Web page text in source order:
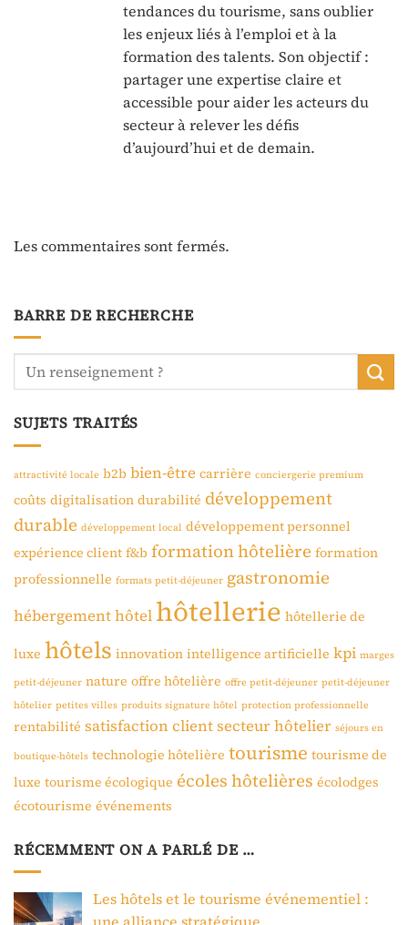
tendances du tourisme, sans oublier
les enjeux liés à l’emploi et à la
formation des talents. Son objectif :
partager une expertise claire et
accessible pour aider les acteurs du
secteur à relever les défis
d’aujourd’hui et de demain.
Les commentaires sont fermés.
BARRE DE RECHERCHE
SUJETS TRAITÉS
attractivité locale b2b bien-être carrière conciergerie premium
coûts digitalisation durabilité développement
durable développement local développement personnel
expérience client f&b formation hôtelière formation
professionnelle formats petit-déjeuner gastronomie
hébergementhôtel hôtellerie hôtellerie de
luxe hôtels innovation intelligence artificielle kpi marges
petit-déjeuner nature offre hôtelière offre petit-déjeuner petit-déjeuner
hôtelier petites villes produits signature hôtel protection professionnelle
rentabilité satisfaction clientsecteur hôtelier séjours en
boutique-hôtels technologie hôtelière tourisme tourisme de
luxe tourisme écologique écoles hôtelières écolodges
écotourisme événements
RÉCEMMENT ON A PARLÉ DE …
Les hôtels et le tourisme événementiel :